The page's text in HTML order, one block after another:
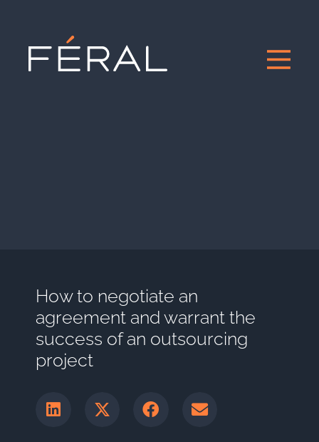
How to negotiate an
agreement and warrant the
success of an outsourcing
project